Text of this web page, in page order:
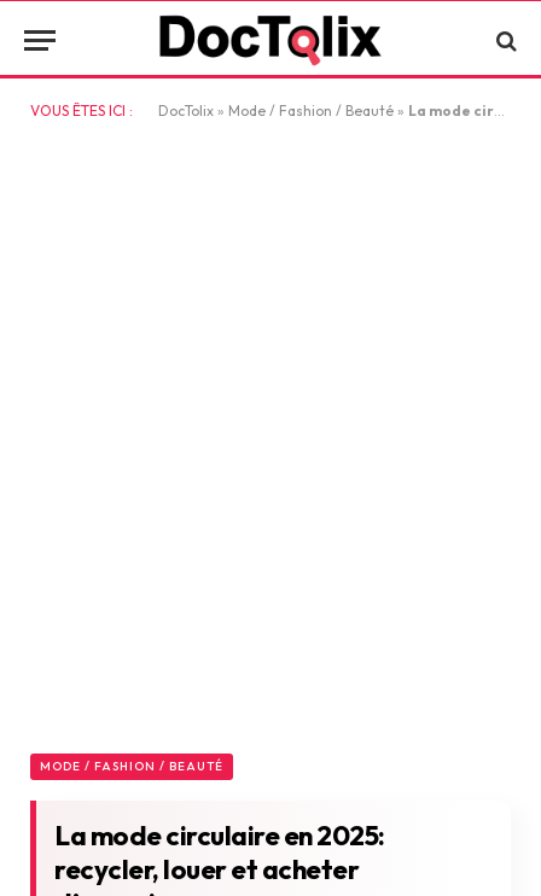
VOUS ÊTES ICI : DocTolix » Mode / Fashion / Beauté » La mode circulaire en 2025: recycler, louer et acheter d’occasion
MODE / FASHION / BEAUTÉ
La mode circulaire en 2025:
recycler, louer et acheter